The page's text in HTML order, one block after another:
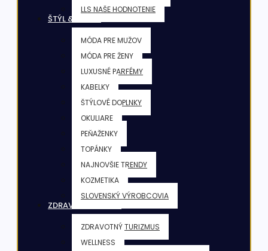
LLS NAŠE HODNOTENIE
ŠTÝL & KRÁSA
MÓDA PRE MUŽOV
MÓDA PRE ŽENY
LUXUSNÉ PARFÉMY
KABELKY
ŠTÝLOVÉ DOPLNKY
OKULIARE
PEŇAŽENKY
TOPÁNKY
NAJNOVŠIE TRENDY
KOZMETIKA
SLOVENSKÝ VÝROBCOVIA
ZDRAVIE & FITNESS
ZDRAVOTNÝ TURIZMUS
WELLNESS